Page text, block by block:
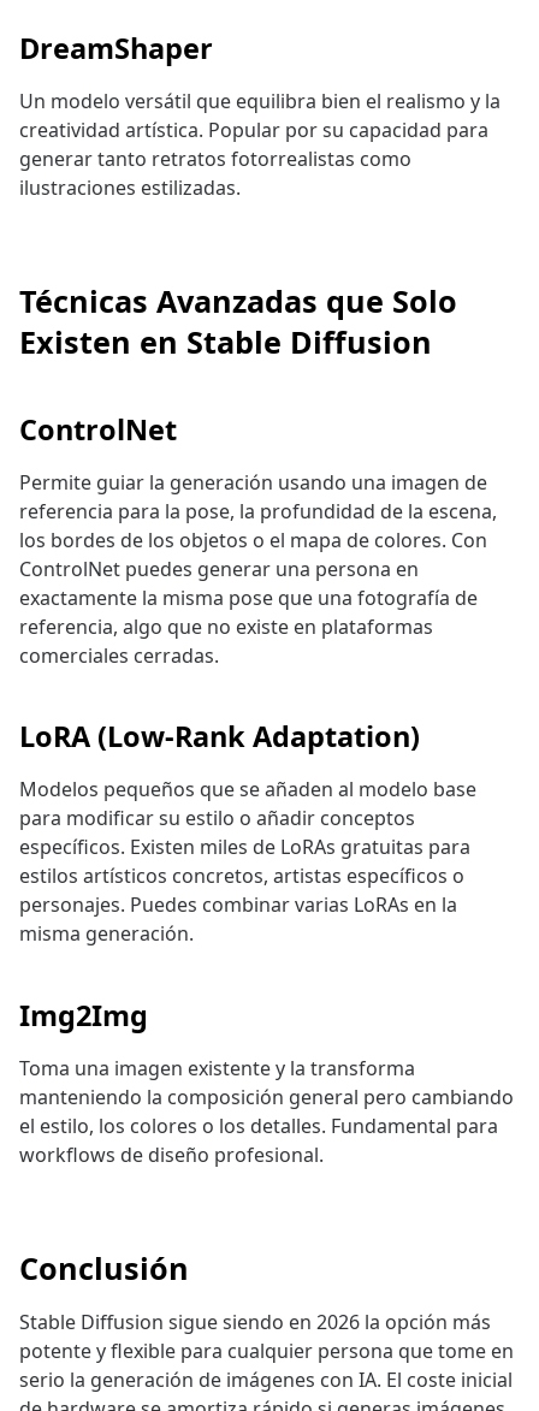
DreamShaper
Un modelo versátil que equilibra bien el realismo y la
creatividad artística. Popular por su capacidad para
generar tanto retratos fotorrealistas como
ilustraciones estilizadas.
Técnicas Avanzadas que Solo
Existen en Stable Diffusion
ControlNet
Permite guiar la generación usando una imagen de
referencia para la pose, la profundidad de la escena,
los bordes de los objetos o el mapa de colores. Con
ControlNet puedes generar una persona en
exactamente la misma pose que una fotografía de
referencia, algo que no existe en plataformas
comerciales cerradas.
LoRA (Low-Rank Adaptation)
Modelos pequeños que se añaden al modelo base
para modificar su estilo o añadir conceptos
específicos. Existen miles de LoRAs gratuitas para
estilos artísticos concretos, artistas específicos o
personajes. Puedes combinar varias LoRAs en la
misma generación.
Img2Img
Toma una imagen existente y la transforma
manteniendo la composición general pero cambiando
el estilo, los colores o los detalles. Fundamental para
workflows de diseño profesional.
Conclusión
Stable Diffusion sigue siendo en 2026 la opción más
potente y flexible para cualquier persona que tome en
serio la generación de imágenes con IA. El coste inicial